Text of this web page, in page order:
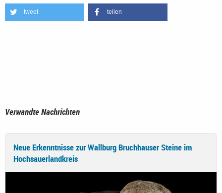
tweet teilen
Verwandte Nachrichten
Neue Erkenntnisse zur Wallburg Bruchhauser Steine im
Hochsauerlandkreis